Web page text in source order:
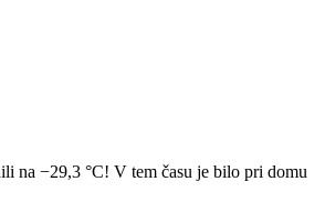
na −29,3 °C! V tem času je bilo pri domu